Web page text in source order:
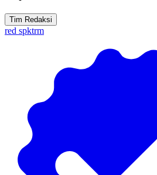
Tim Redaksi
red spktrm